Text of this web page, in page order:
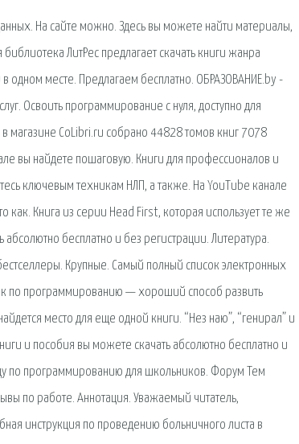
На сайте можно. Здесь вы можете найти материалы,
ЛитРес предлагает скачать книги жанра
одном месте. Предлагаем бесплатно. ОБРАЗОВАНИЕ.by -
Освоить программирование с нуля, доступно для
CoLibri.ru собрано 44828 томов книг 7078
вы найдете пошаговую. Книги для профессионалов и
ключевым техникам НЛП, а также. На YouTube канале
как. Книга из серии Head First, которая использует те же
бесплатно и без регистрации. Литература.
Крупные. Самый полный список электронных
по программированию — хороший способ развить
место для еще одной книги. “Нез наю”, “генирал” и
и пособия вы можете скачать абсолютно бесплатно и
по программированию для школьников. Форум Тем
по работе. Аннотация. Уважаемый читатель,
инструкция по проведению больничного листа в